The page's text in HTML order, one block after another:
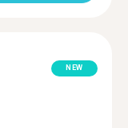
NEW